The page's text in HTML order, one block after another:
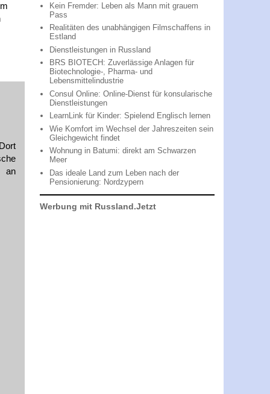
an
Kein Fremder: Leben als Mann mit grauem
Pass
Realitäten des unabhängigen Filmschaffens in
Estland
Dienstleistungen in Russland
BRS BIOTECH: Zuverlässige Anlagen für
Biotechnologie-, Pharma- und
Lebensmittelindustrie
Consul Online: Online-Dienst für konsularische
Dienstleistungen
LearnLink für Kinder: Spielend Englisch lernen
Wie Komfort im Wechsel der Jahreszeiten sein
Gleichgewicht findet
Wohnung in Batumi: direkt am Schwarzen
Meer
Das ideale Land zum Leben nach der
Pensionierung: Nordzypern
Werbung mit Russland.Jetzt